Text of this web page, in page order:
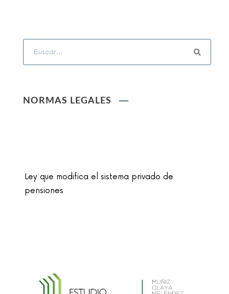
NORMAS LEGALES
Ley que modifica el sistema privado de
pensiones
Reglamento de la Ley N° 30024, que crea el